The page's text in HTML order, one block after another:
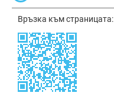
Връзка към страницата: